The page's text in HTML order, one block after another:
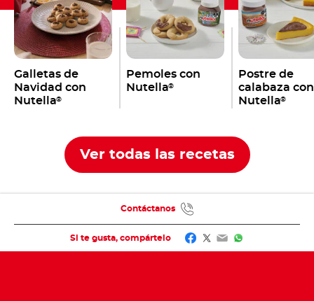
Galletas de
Navidad con
Nutella®
Pemoles con
Nutella®
Postre de
calabaza con
Nutella®
Ver todas las recetas
Si te gusta, compártelo Facebook
Twitter
EmailWhatsApp
Contáctanos